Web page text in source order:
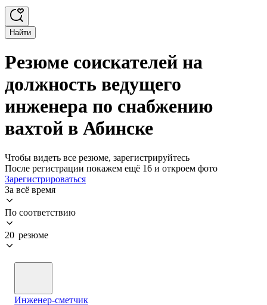
Найти
Резюме соискателей на
должность ведущего
инженера по снабжению
вахтой в Абинске
Чтобы видеть все резюме, зарегистрируйтесь
После регистрации покажем ещё 16 и откроем фото
Зарегистрироваться
За всё время
По соответствию
20 резюме
Инженер-сметчик